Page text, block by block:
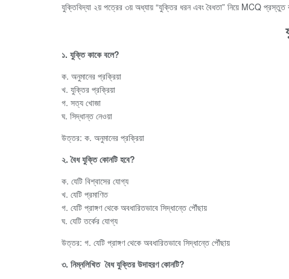
যুক্তিবিদ্যা ২য় পত্রের ৩য় অধ্যায় “যুক্তির ধরন এবং বৈধতা” নিয়ে MCQ
১. যুক্তি কাকে বলে?
ক. অনুমানের প্রক্রিয়া
খ. যুক্তির প্রক্রিয়া
গ. সত্য খোজা
ঘ. সিদ্ধান্ত নেওয়া
উত্তর: ক. অনুমানের প্রক্রিয়া
২. বৈধ যুক্তি কোনটি হবে?
ক. যেটি বিশ্বাসের যোগ্য
খ. যেটি প্রমাণিত
গ. যেটি প্রাঙ্গণ থেকে অবধারিতভাবে সিদ্ধান্তে পৌঁছায়
ঘ. যেটি তর্কের যোগ্য
উত্তর: গ. যেটি প্রাঙ্গণ থেকে অবধারিতভাবে সিদ্ধান্তে পৌঁছায়
৩. নিম্নলিখিত বৈধ যুক্তির উদাহরণ কোনটি?